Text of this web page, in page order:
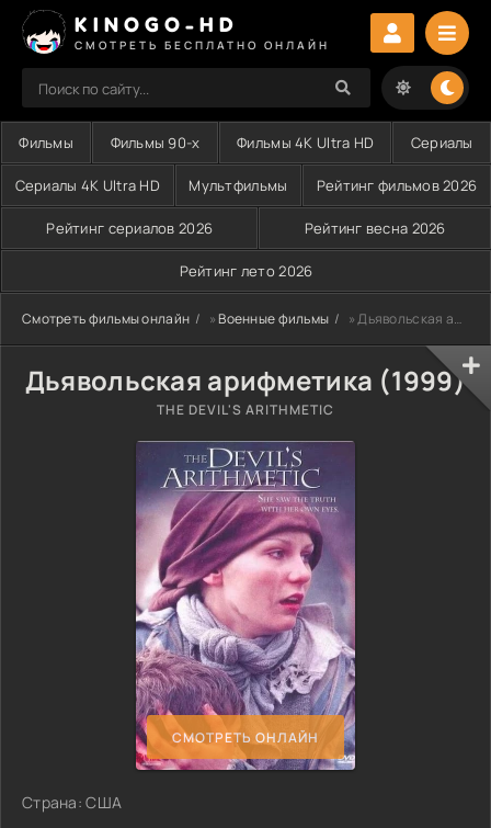
KINOGO-HD
СМОТРЕТЬ БЕСПЛАТНО ОНЛАЙН
Фильмы Фильмы 90-х Фильмы 4K Ultra HD Сериалы
Сериалы 4K Ultra HD Мультфильмы Рейтинг фильмов 2026
Рейтинг сериалов 2026 Рейтинг весна 2026
Рейтинг лето 2026
Смотреть фильмы онлайн »Военные фильмы » Дьявольская арифметика (1999)
Дьявольская арифметика (1999)
THE DEVIL'S ARITHMETIC
СМОТРЕТЬ ОНЛАЙН
Страна: США